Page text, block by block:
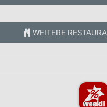
WEITERE
Inhalte